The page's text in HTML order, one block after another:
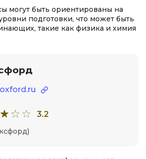
могут быть ориентированы на
подготовки, что может быть
такие как физика и химия
3.2